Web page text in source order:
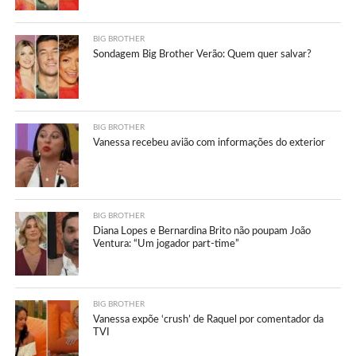
BIG BROTHER
Sondagem Big Brother Verão: Quem quer salvar?
BIG BROTHER
Vanessa recebeu avião com informações do exterior
BIG BROTHER
Diana Lopes e Bernardina Brito não poupam João
Ventura: “Um jogador part-time”
BIG BROTHER
Vanessa expõe ‘crush’ de Raquel por comentador da
TVI